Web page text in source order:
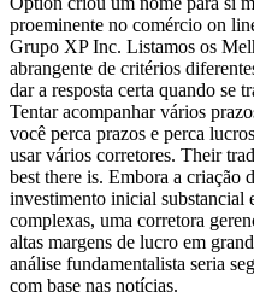
proeminente no comércio on
Grupo XP Inc. Listamos os
abrangente de critérios
dar a resposta certa quando se
Tentar acompanhar vários
você perca prazos e perca
usar vários corretores. Their
best there is. Embora a criação
investimento inicial substancial
complexas, uma corretora
altas margens de lucro em
análise fundamentalista seria
com base nas notícias.